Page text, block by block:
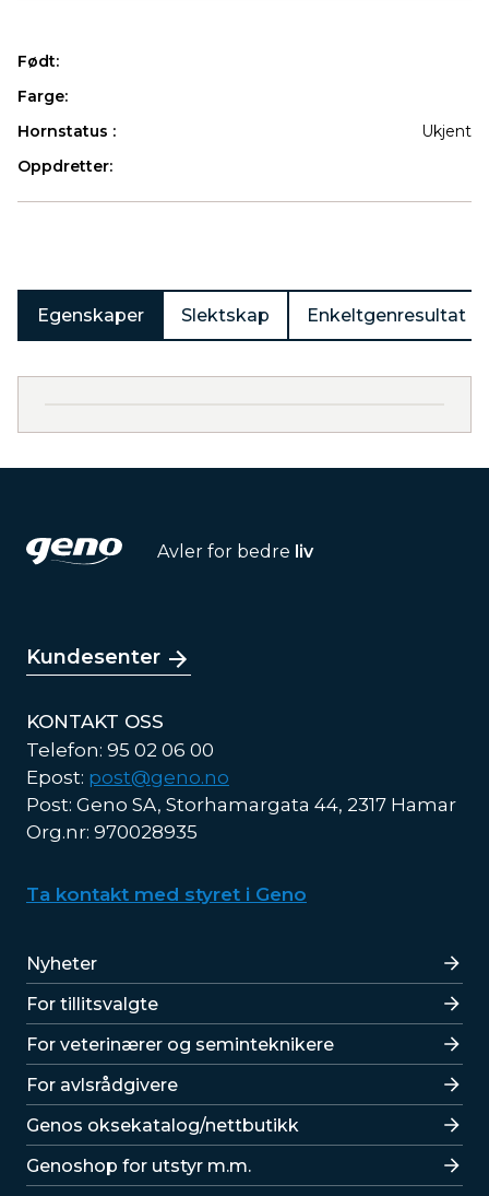
Født:
Farge:
Hornstatus :
Ukjent
Oppdretter:
Egenskaper Slektskap Enkeltgenresultat
Avler for bedre liv
Kundesenter
KONTAKT OSS
Telefon: 95 02 06 00
Epost: post@geno.no
Post: Geno SA, Storhamargata 44, 2317 Hamar
Org.nr: 970028935
Ta kontakt med styret i Geno
Lenker
Nyheter
For tillitsvalgte
For veterinærer og seminteknikere
For avlsrådgivere
Lenker
Genos oksekatalog/nettbutikk
Genoshop for utstyr m.m.